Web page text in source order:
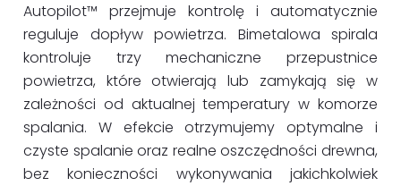
Autopilot™ przejmuje kontrolę i automatycznie
reguluje dopływ powietrza. Bimetalowa spirala
kontroluje trzy mechaniczne przepustnice
powietrza, które otwierają lub zamykają się w
zależności od aktualnej temperatury w komorze
spalania. W efekcie otrzymujemy optymalne i
czyste spalanie oraz realne oszczędności drewna,
bez konieczności wykonywania jakichkolwiek